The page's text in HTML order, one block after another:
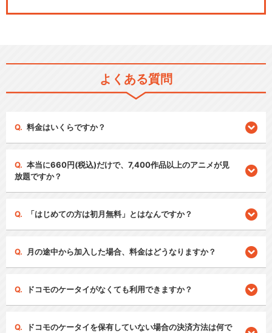
よくある質問
料金はいくらですか？
本当に660円(税込)だけで、7,400作品以上のアニメが見
放題ですか？
「はじめての方は初月無料」とはなんですか？
月の途中から加入した場合、料金はどうなりますか？
ドコモのケータイがなくても利用できますか？
ドコモのケータイを保有していない場合の決済方法は何で